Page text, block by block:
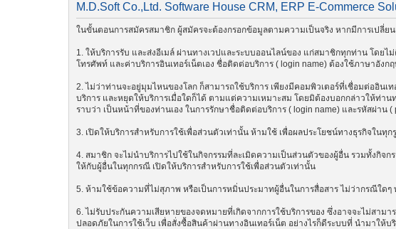
)
M.D.Soft Co.,Ltd. Software House CRM, ERP E-Commerce
ในขั้นตอนการสมัครสมาชิก ผู้สมัครจะต้องกรอกข้อมูลตามความเป็นจริง หากมีการเปลี่
1. ให้บริการรับ และส่งอีเมล์ ผ่านทางเวปและระบบออนไลน์ของ แก่สมาชิกทุกท่าน โด
โทรศัพท์ และค่าบริการอินเทอร์เน็ตเอง ชื่อติดต่อบริการ ( login name) ต้องใช้ภาษาอัง
2. ไม่ว่าท่านจะอยู่มุมไหนของโลก ก็สามารถใช้บริการ เพียงมีคอมพิวเตอร์ที่เชื่อมต่ออิน
บริการ และหยุดให้บริการเมื่อใดก็ได้ ตามแต่ความเหมาะสม โดยมิต้องบอกกล่าวให้ท่า
ราบว่า เป็นหน้าที่ของท่านเอง ในการรักษาชื่อติดต่อบริการ ( login name) และรหัสผ่าน
3. เปิดให้บริการสำหรับการใช้เพื่อส่วนตัวเท่านั้น ห้ามใช้ เพื่อผลประโยชน์ทางธุรกิจใ
4. สมาชิก จะไม่นำบริการไปใช้ในกิจกรรมที่ละเมิดความเป็นส่วนตัวของผู้อื่น รวมทั้งกิ
ให้กับผู้อื่นในทุกกรณี เปิดให้บริการสำหรับการใช้เพื่อส่วนตัวเท่านั้น
5. ห้ามใช้ข้อความที่ไม่สุภาพ หรือเป็นการหมิ่นประมาทผู้อื่นในการสื่อสาร ไม่ว่ากรณีใดๆ
6. ไม่รับประกันความเสียหายของจดหมายที่เกิดจากการใช้บริการของ ซึ่งอาจจะไม่สาม
ปลอดภัยในการใช้เว็บ เพื่อสั่งซื้อสินค้าผ่านทางอินเทอร์เน็ต อย่างไรก็ดีระบบที่ นำมาใ